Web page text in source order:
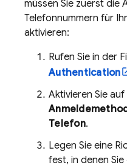
müssen Sie zuerst die
Telefonnummern für
aktivieren:
Rufen Sie in der
Authentication
Aktivieren Sie auf
Telefon.
Legen Sie eine
fest, in denen